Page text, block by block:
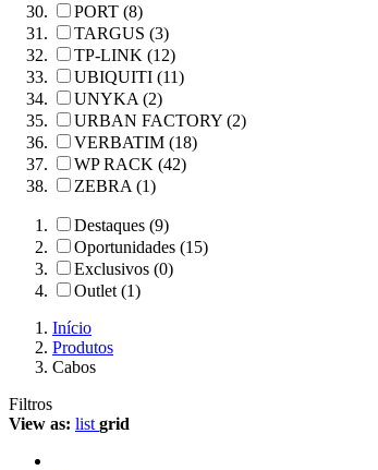
PORT (8)
TARGUS (3)
TP-LINK (12)
UBIQUITI (11)
UNYKA (2)
URBAN FACTORY (2)
VERBATIM (18)
WP RACK (42)
ZEBRA (1)
Destaques (9)
Oportunidades (15)
Exclusivos (0)
Outlet (1)
Início
Produtos
Cabos
Filtros
View as: list grid